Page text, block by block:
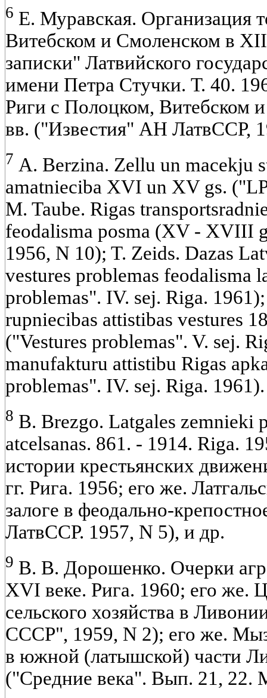
6 Е. Муравская. Организация
Витебском и Смоленском в
записки" Латвийского
имени Петра Стучки. Т. 40.
Риги с Полоцком, Витебском
вв. ("Известия" АН ЛатвССР,
7 A. Berzina. Zellu un macekju
amatnieciba XVI un XV gs.
M. Taube. Rigas
feodalisma posma (XV - XVIII
1956, N 10); T. Zeids. Dazas
vestures problemas feodalisma
problemas". IV. sej. Riga.
rupniecibas attistibas vestures
("Vestures problemas". V. sej.
manufakturu attistibu Rigas
problemas". IV. sej. Riga. 1961).
8 B. Brezgo. Latgales zemnieki
atcelsanas. 861. - 1914. Riga.
истории крестьянских
гг. Рига. 1956; его же.
залоге в феодально-
ЛатвССР. 1957, N 5), и др.
9 В. В. Дорошенко. Очерки
XVI веке. Рига. 1960; его же.
сельского хозяйства в
СССР", 1959, N 2); его же.
в южной (латышской) части
("Средние века". Вып. 21, 22.